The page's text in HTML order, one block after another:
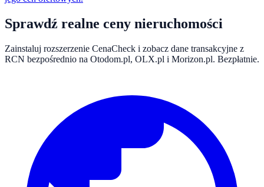
Sprawdź realne ceny nieruchomości
Zainstaluj rozszerzenie CenaCheck i zobacz dane transakcyjne z
RCN bezpośrednio na Otodom.pl, OLX.pl i Morizon.pl. Bezpłatnie.